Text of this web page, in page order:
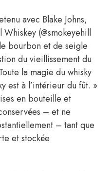
avec Blake Johns,
(@smokeyehill
bourbon et de seigle
du vieillissement du
la magie du whisky
est à l’intérieur du fût. »
en bouteille et
– et ne
– ​​tant que
et stockée